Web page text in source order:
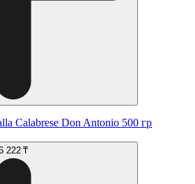
Calabrese Don Antonio 500 гр
222 ₸